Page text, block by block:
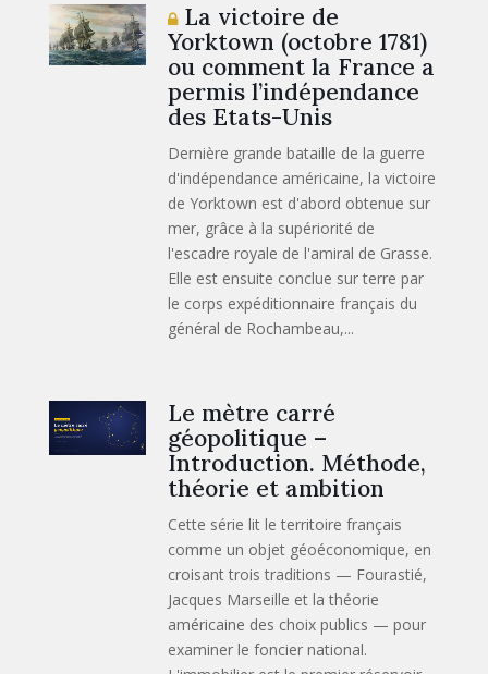
La victoire de
Yorktown (octobre 1781)
ou comment la France a
permis l’indépendance
des Etats-Unis
Dernière grande bataille de la guerre
d'indépendance américaine, la victoire
de Yorktown est d'abord obtenue sur
mer, grâce à la supériorité de
l'escadre royale de l'amiral de Grasse.
Elle est ensuite conclue sur terre par
le corps expéditionnaire français du
général de Rochambeau,...
Le mètre carré
géopolitique –
Introduction. Méthode,
théorie et ambition
Cette série lit le territoire français
comme un objet géoéconomique, en
croisant trois traditions — Fourastié,
Jacques Marseille et la théorie
américaine des choix publics — pour
examiner le foncier national.